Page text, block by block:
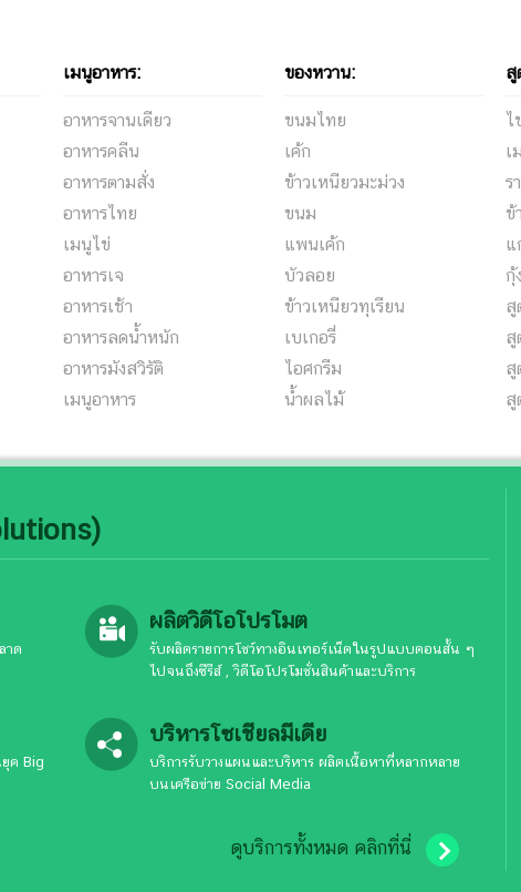
เมนูอาหาร:
อาหารจานเดียว
อาหารคลีน
อาหารตามสั่ง
อาหารไทย
เมนูไข่
อาหารเจ
อาหารเช้า
อาหารลดน้ำหนัก
อาหารมังสวิรัติ
เมนูอาหาร
ของหวาน:
ขนมไทย
เค้ก
ข้าวเหนียวมะม่วง
ขนม
แพนเค้ก
บัวลอย
ข้าวเหนียวทุเรียน
เบเกอรี่
ไอศกรีม
น้ำผลไม้
สู
ไ
เ
ร
ข้
แ
กุ้
สู
สู
สู
สู
าด
ผลิตวิดีโอโปรโมต
รับผลิตรายการโชว์ทางอินเทอร์เน็ตในรูปแบบตอนสั้น ๆ
ไปจนถึงซีรีส์ , วิดีโอโปรโมชั่นสินค้าและบริการ
ค Big
บริหารโซเชียลมีเดีย
บริการรับวางแผนและบริหาร ผลิตเนื้อหาที่หลากหลาย
บนเครือข่าย Social Media
ดูบริการทั้งหมด คลิกที่นี่